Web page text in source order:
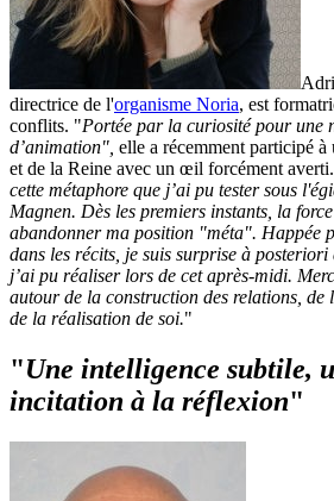
directrice de l'organisme Noria, est
conflits. "Portée par la curiosité pour une
d’animation", elle a récemment participé
et de la Reine avec un œil forcément
cette métaphore que j’ai pu tester sous
Magnen. Dès les premiers instants, la
abandonner ma position "méta". Happée
dans les récits, je suis surprise à posteriori
j’ai pu réaliser lors de cet après-midi.
autour de la construction des relations, de
de la réalisation de soi."
"Une intelligence subtile,
incitation à la réflexion"